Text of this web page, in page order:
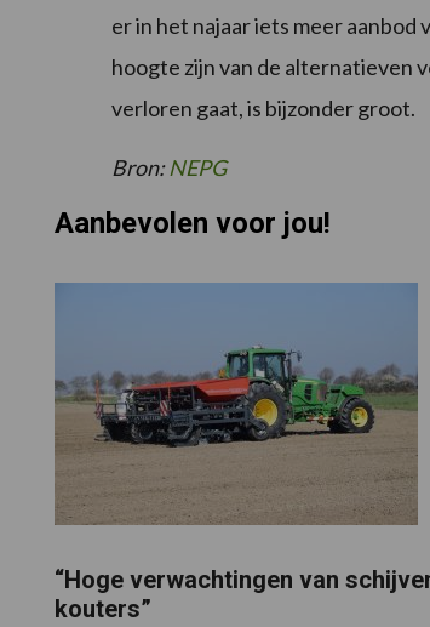
er in het najaar iets meer aanbod
hoogte zijn van de alternatieven
verloren gaat, is bijzonder groot.
Bron:NEPG
Aanbevolen voor jou!
“Hoge verwachtingen van
kouters”